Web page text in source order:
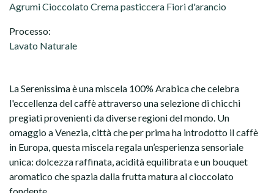
Grani
Agrumi Cioccolato Crema pasticcera Fiori d'arancio
Processo:
Lavato Naturale
La Serenissima è una miscela 100% Arabica che celebra
l'eccellenza del caffè attraverso una selezione di chicchi
pregiati provenienti da diverse regioni del mondo. Un
omaggio a Venezia, città che per prima ha introdotto il caffè
in Europa, questa miscela regala un’esperienza sensoriale
unica: dolcezza raffinata, acidità equilibrata e un bouquet
aromatico che spazia dalla frutta matura al cioccolato